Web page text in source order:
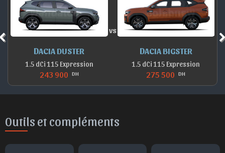
DACIA DUSTER
1.5 dCi 115 Expression
243 900 DH
vs
DACIA BIGSTER
1.5 dCi 115 Expression
275 500 DH
Outils et compléments